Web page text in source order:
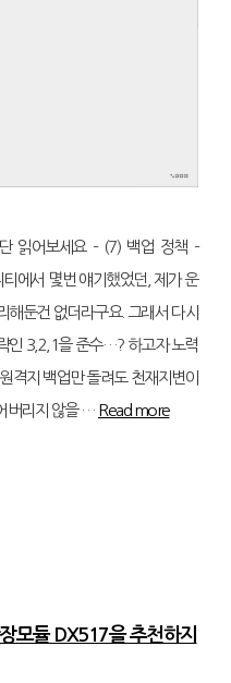
읽어보세요 – (7) 백업 정책 –
에서 몇번 얘기했었던, 제가 운
해둔건 없더라구요. 그래서 다시
인 3,2,1을 준수…? 하고자 노력
격지 백업만 돌려도 천재지변이
버리지 않을 … Read more
모듈 DX517을 추천하지